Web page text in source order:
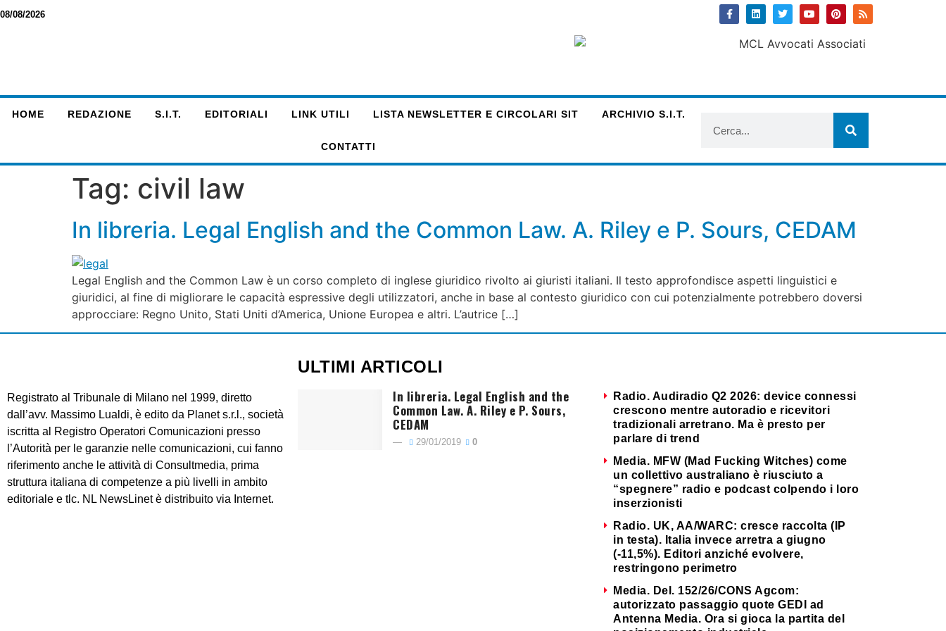
08/08/2026
HOME REDAZIONE S.I.T. EDITORIALI LINK UTILI LISTA NEWSLETTER E CIRCOLARI SIT ARCHIVIO S.I.T.
CONTATTI
Tag: civil law
In libreria. Legal English and the Common Law. A. Riley e P. Sours, CEDAM
Legal English and the Common Law è un corso completo di inglese giuridico rivolto ai giuristi italiani. Il testo approfondisce aspetti linguistici e
giuridici, al fine di migliorare le capacità espressive degli utilizzatori, anche in base al contesto giuridico con cui potenzialmente potrebbero doversi
approcciare: Regno Unito, Stati Uniti d’America, Unione Europea e altri. L’autrice […]
Registrato al Tribunale di Milano nel 1999, diretto
dall’avv. Massimo Lualdi, è edito da Planet s.r.l., società
iscritta al Registro Operatori Comunicazioni presso
l’Autorità per le garanzie nelle comunicazioni, cui fanno
riferimento anche le attività di Consultmedia, prima
struttura italiana di competenze a più livelli in ambito
editoriale e tlc. NL NewsLinet è distribuito via Internet.
ULTIMI ARTICOLI
In libreria. Legal English and the
Common Law. A. Riley e P. Sours,
CEDAM
29/01/2019 0
Radio. Audiradio Q2 2026: device connessi
crescono mentre autoradio e ricevitori
tradizionali arretrano. Ma è presto per
parlare di trend
Media. MFW (Mad Fucking Witches) come
un collettivo australiano è riusciuto a
“spegnere” radio e podcast colpendo i loro
inserzionisti
Radio. UK, AA/WARC: cresce raccolta (IP
in testa). Italia invece arretra a giugno
(-11,5%). Editori anziché evolvere,
restringono perimetro
Media. Del. 152/26/CONS Agcom:
autorizzato passaggio quote GEDI ad
Antenna Media. Ora si gioca la partita del